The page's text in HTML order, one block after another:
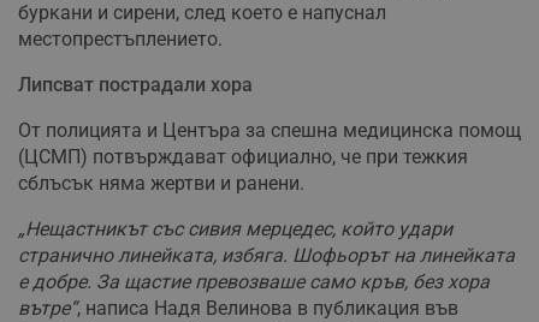
буркани и сирени, след което е напуснал
местопрестъплението.
Липсват пострадали хора
От полицията и Центъра за спешна медицинска помощ
(ЦСМП) потвърждават официално, че при тежкия
сблъсък няма жертви и ранени.
„Нещастникът със сивия мерцедес, който удари
странично линейката, избяга. Шофьорът на линейката
е добре. За щастие превозваше само кръв, без хора
вътре“, написа Надя Велинова в публикация във